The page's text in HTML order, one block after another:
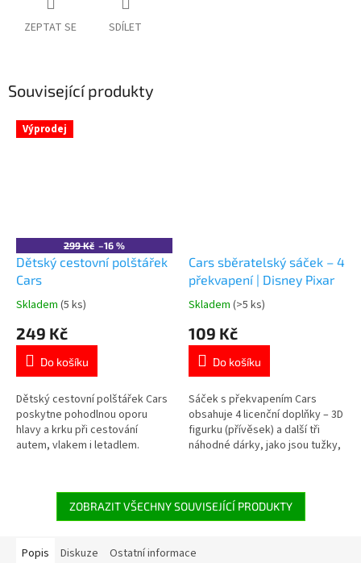
ZEPTAT SE SDÍLET
Související produkty
Výprodej
299 Kč –16 %
Dětský cestovní polštářek
Cars
Průměrné
produktu
4,7
5
hvězdiček.
Skladem (5 ks)
249 Kč
Do košíku
Dětský cestovní polštářek Cars
poskytne pohodlnou oporu
hlavy a krku při cestování
autem, vlakem i letadlem.
výplň. Oficiální licence Disney
Pixar Cars. 👉 Více produktů s
motivem Cars
Cars sběratelský sáček – 4
překvapení | Disney Pixar
Průměrné
produktu
5,0
5
hvězdiček.
Skladem (>5 ks)
109 Kč
Do košíku
Sáček s překvapením Cars
obsahuje 4 licenční doplňky – 3D
figurku (přívěsek) a další tři
náhodné dárky, jako jsou tužky,
CARS
ZOBRAZIT VŠECHNY SOUVISEJÍCÍ PRODUKTY
Popis Diskuze Ostatní informace